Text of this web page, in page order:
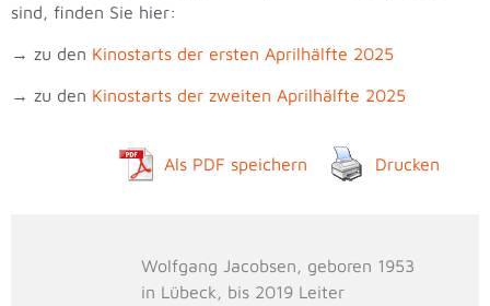
sind, finden Sie hier:
→ zu den Kinostarts der ersten Aprilhälfte 2025
→ zu den Kinostarts der zweiten Aprilhälfte 2025
Als PDF speichern Drucken
Wolfgang Jacobsen, geboren 1953
in Lübeck, bis 2019 Leiter